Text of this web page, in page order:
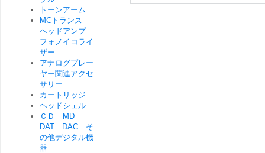
トーンアーム
MCトランス
ヘッドアンプ
フォノイコライ
ザー
アナログプレー
ヤー関連アクセ
サリー
カートリッジ
ヘッドシェル
ＣＤ MD
DAT DAC そ
の他デジタル機
器